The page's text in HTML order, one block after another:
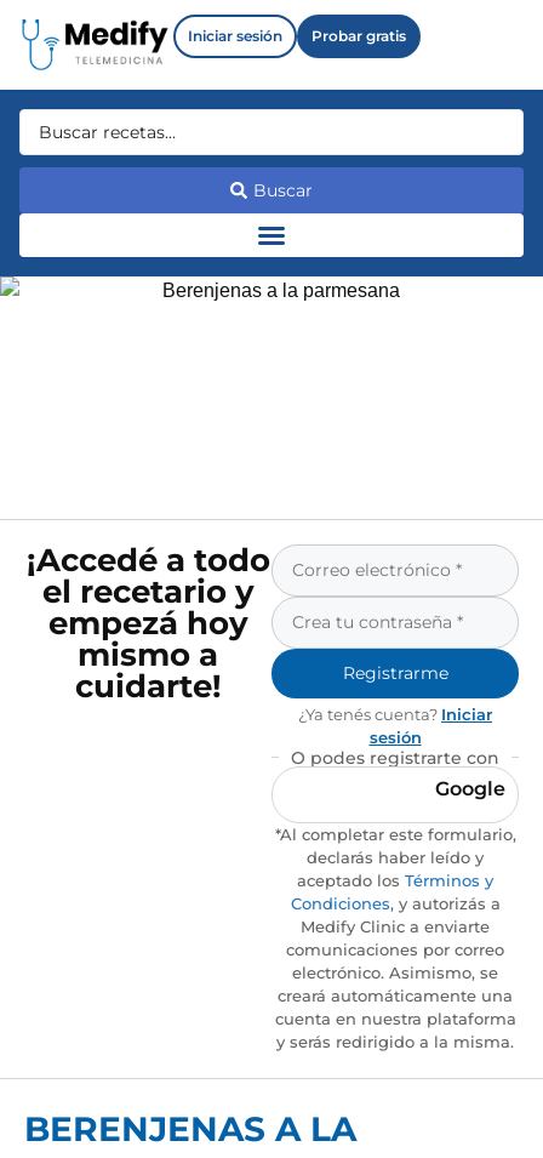
Iniciar sesión Probar gratis
Buscar
¡Accedé a todo
el recetario y
empezá hoy
mismo a
cuidarte!
Registrarme
¿Ya tenés cuenta? Iniciar
sesión
O podes registrarte con
Google
*Al completar este formulario,
declarás haber leído y
aceptado los Términos y
Condiciones, y autorizás a
Medify Clinic a enviarte
comunicaciones por correo
electrónico. Asimismo, se
creará automáticamente una
cuenta en nuestra plataforma
y serás redirigido a la misma.
BERENJENAS A LA